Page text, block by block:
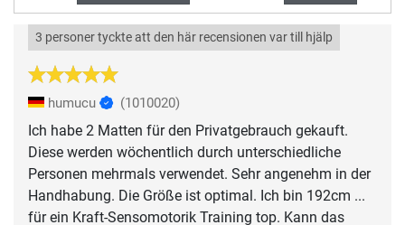
3 personer tyckte att den här recensionen var till hjälp
humucu (1010020)
Ich habe 2 Matten für den Privatgebrauch gekauft.
Diese werden wöchentlich durch unterschiedliche
Personen mehrmals verwendet. Sehr angenehm in der
Handhabung. Die Größe ist optimal. Ich bin 192cm ...
für ein Kraft-Sensomotorik Training top. Kann das